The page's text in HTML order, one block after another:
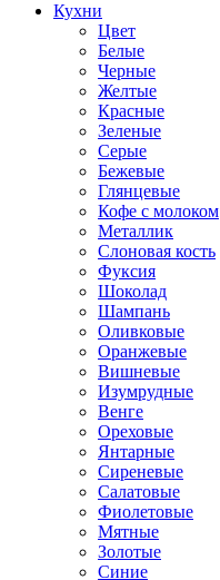
Кухни
Цвет
Белые
Черные
Желтые
Красные
Зеленые
Серые
Бежевые
Глянцевые
Кофе с молоком
Металлик
Слоновая кость
Фуксия
Шоколад
Шампань
Оливковые
Оранжевые
Вишневые
Изумрудные
Венге
Ореховые
Янтарные
Сиреневые
Салатовые
Фиолетовые
Мятные
Золотые
Синие